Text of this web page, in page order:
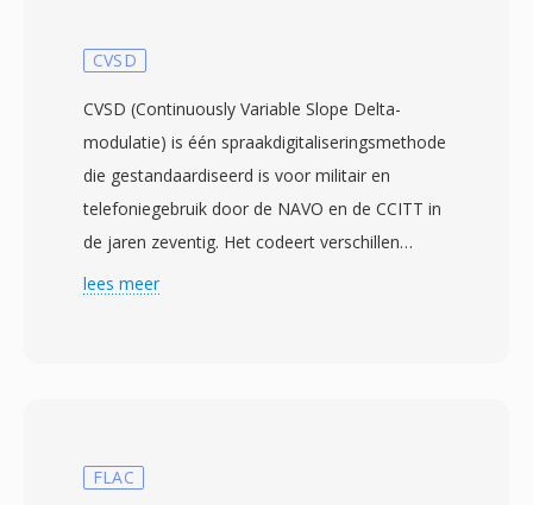
CVSD
CVSD (Continuously Variable Slope Delta-
modulatie) is één spraakdigitaliseringsmethode
die gestandaardiseerd is voor militair en
telefoniegebruik door de NAVO en de CCITT in
de jaren zeventig. Het codeert verschillen
tussen opeenvolgende samples als één enkele
spraakverstaanbaarheid tegen bandbreedte,
lees meer
FLAC